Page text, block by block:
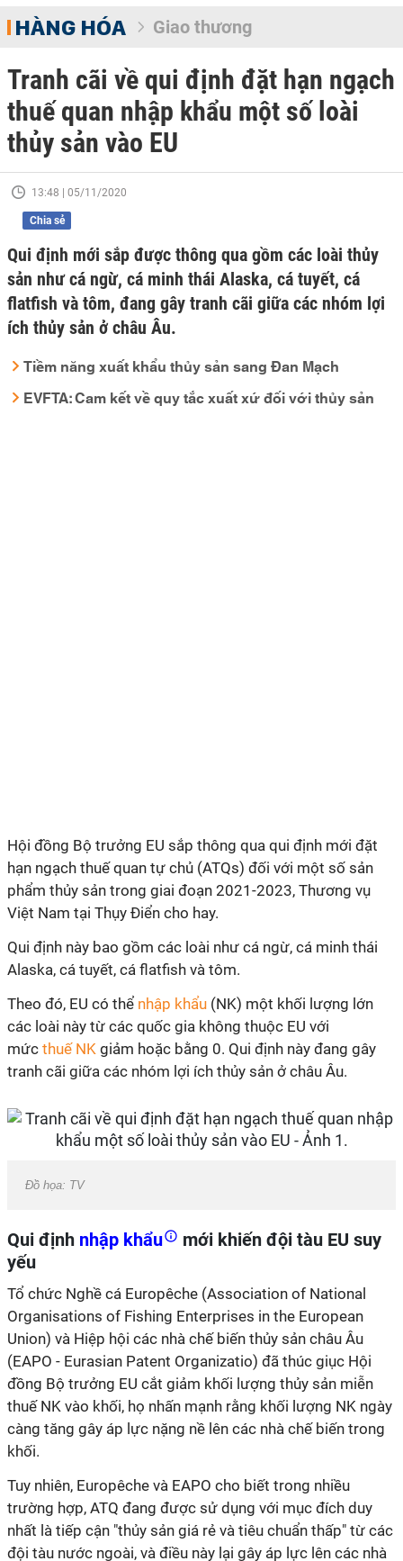
HÀNG HÓA Giao thương
Tranh cãi về qui định đặt hạn ngạch
thuế quan nhập khẩu một số loài
thủy sản vào EU
13:48 | 05/11/2020
Chia sẻ
Qui định mới sắp được thông qua gồm các loài thủy
sản như cá ngừ, cá minh thái Alaska, cá tuyết, cá
flatfish và tôm, đang gây tranh cãi giữa các nhóm lợi
ích thủy sản ở châu Âu.
Tiềm năng xuất khẩu thủy sản sang Đan Mạch
EVFTA: Cam kết về quy tắc xuất xứ đối với thủy sản
Hội đồng Bộ trưởng EU sắp thông qua qui định mới đặt
hạn ngạch thuế quan tự chủ (ATQs) đối với một số sản
phẩm thủy sản trong giai đoạn 2021-2023, Thương vụ
Việt Nam tại Thụy Điển cho hay.
Qui định này bao gồm các loài như cá ngừ, cá minh thái
Alaska, cá tuyết, cá flatfish và tôm.
Theo đó, EU có thể nhập khẩu (NK) một khối lượng lớn
các loài này từ các quốc gia không thuộc EU với
mức thuế NK giảm hoặc bằng 0. Qui định này đang gây
tranh cãi giữa các nhóm lợi ích thủy sản ở châu Âu.
Đồ họa: TV
Qui định nhập khẩu
mới khiến đội tàu EU suy
yếu
Tổ chức Nghề cá Europêche (Association of National
Organisations of Fishing Enterprises in the European
Union) và Hiệp hội các nhà chế biến thủy sản châu Âu
(EAPO - Eurasian Patent Organizatio) đã thúc giục Hội
đồng Bộ trưởng EU cắt giảm khối lượng thủy sản miễn
thuế NK vào khối, họ nhấn mạnh rằng khối lượng NK ngày
càng tăng gây áp lực nặng nề lên các nhà chế biến trong
khối.
Tuy nhiên, Europêche và EAPO cho biết trong nhiều
trường hợp, ATQ đang được sử dụng với mục đích duy
nhất là tiếp cận "thủy sản giá rẻ và tiêu chuẩn thấp" từ các
đội tàu nước ngoài, và điều này lại gây áp lực lên các nhà